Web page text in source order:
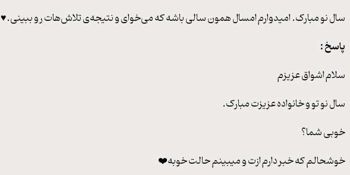
سال نو مبارک. امیدوارم امسال همون سالی باشه که می‌خوای‌ و نتیجه‌ی تلا‌ش‌هات رو ببینی‌.♥️
پاسخ :
سلام اشواق عزیزم
سال نو تو و خانواده عزیزت مبارک.
خوبی شما؟
خوشحالم که خبر دارم ازت و میبینم حالت خوبه❤️